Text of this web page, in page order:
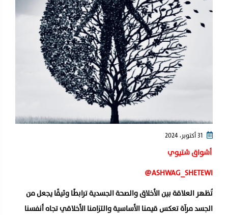
أشواق شتيوي
تُظهر العلاقة بين الأخلاق والصحة الجسدية ترابطًا وثيقًا يجعل من
الجسد مرآة تعكس قيمنا الأساسية والتزامنا الأخلاقي تجاه أنفسنا